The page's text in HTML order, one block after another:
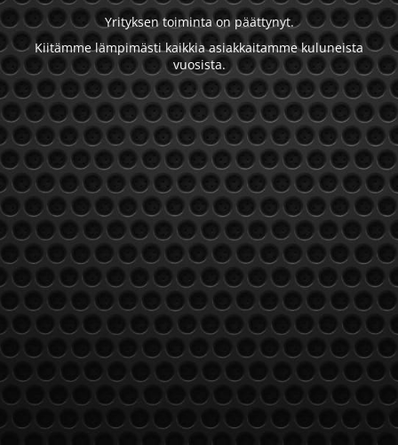
Yrityksen toiminta on päättynyt.
Kiitämme lämpimästi kaikkia asiakkaitamme kuluneista
vuosista.